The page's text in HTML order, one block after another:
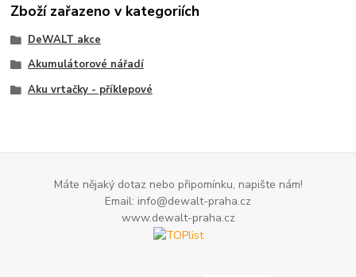
Zboží zařazeno v kategoriích
DeWALT akce
Akumulátorové nářadí
Aku vrtačky - příklepové
Máte nějaký dotaz nebo připomínku, napište nám!
Email: info@dewalt-praha.cz
www.dewalt-praha.cz